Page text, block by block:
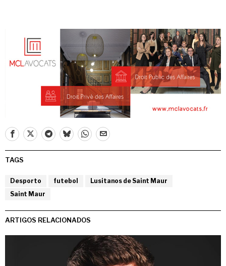
TAGS
Desporto futebol
Lusitanos de Saint Maur
Saint Maur
ARTIGOS RELACIONADOS